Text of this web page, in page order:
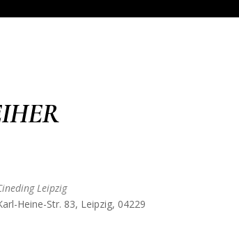
Leipzig
Heine-Str. 83, Leipzig, 04229